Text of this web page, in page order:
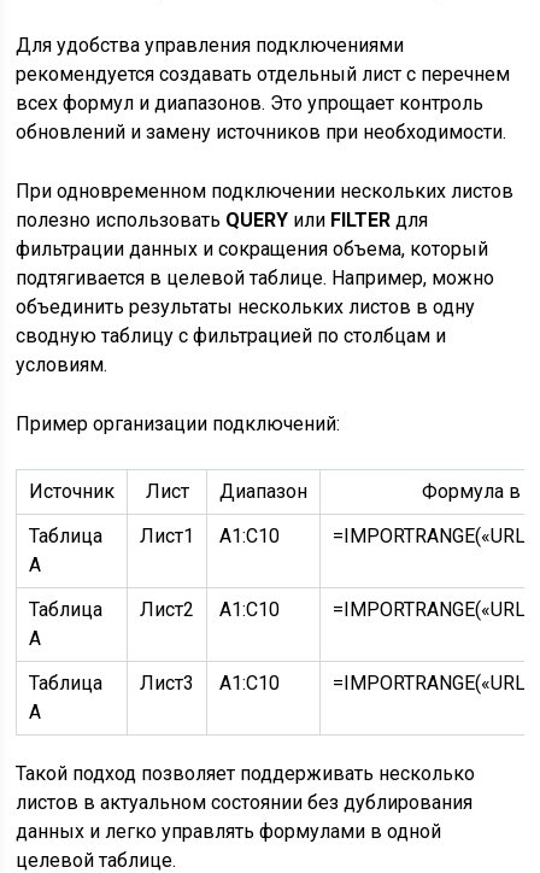
Для удобства управления подключениями
рекомендуется создавать отдельный лист с перечнем
всех формул и диапазонов. Это упрощает контроль
обновлений и замену источников при необходимости.
При одновременном подключении нескольких листов
полезно использовать QUERY или FILTER для
фильтрации данных и сокращения объема, который
подтягивается в целевой таблице. Например, можно
объединить результаты нескольких листов в одну
сводную таблицу с фильтрацией по столбцам и
условиям.
Пример организации подключений:
Источник Лист Диапазон
Формула в
Таблица
A
Лист1 A1:C10
Таблица
A
Лист2 A1:C10
Таблица
A
Лист3 A1:C10
Такой подход позволяет поддерживать несколько
листов в актуальном состоянии без дублирования
данных и легко управлять формулами в одной
целевой таблице.